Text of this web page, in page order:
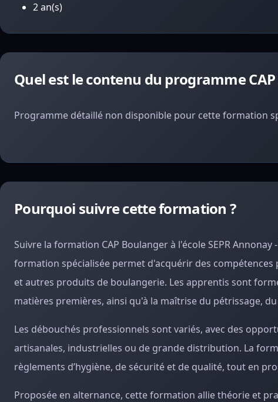
2 an(s)
Quel est le contenu du programme
Programme détaillé non disponible pour cette formation
Pourquoi suivre cette formation ?
Suivre la formation CAP Boulanger à l'école SEPR
formation spécialisée permet d'acquérir des
et autres produits de boulangerie. Les apprentis sont
matières premières, ainsi qu'à la maîtrise du pétrissage,
Les débouchés professionnels sont variés, avec des
artisanales, industrielles ou de grande distribution. La
règlements d’hygiène, de sécurité et de qualité, tout en
Proposée en alternance, cette formation allie théorie et